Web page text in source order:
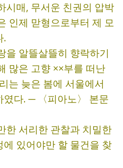
시매, 무서운 친권의 압박
인제 맏형으로부터 제 모
.
을 알뜰살뜰히 향락하기
많은 고향 ××부를 떠난
는 늦은 봄에 서울에서
다. ─ 〈피아노〉 본문
한 서리한 관찰과 치밀한
있어야만 할 물건을 찾